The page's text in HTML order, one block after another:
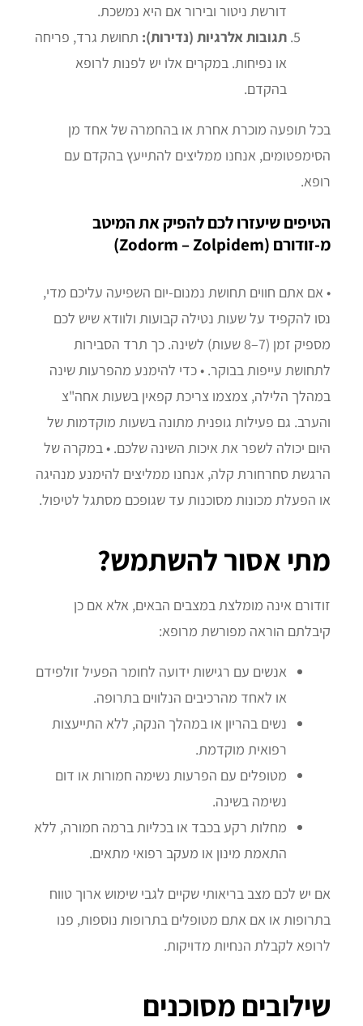
דורשת ניטור ובירור אם היא נמשכת.
תגובות אלרגיות (נדירות):תחושת גרד, פריחה
או נפיחות. במקרים אלו יש לפנות לרופא
בהקדם.
בכל תופעה מוכרת אחרת או בהחמרה של אחד מן
הסימפטומים, אנחנו ממליצים להתייעץ בהקדם עם
רופא.
הטיפים שיעזרו לכם להפיק את המיטב
מ-זודורם (Zodorm – Zolpidem)
• אם אתם חווים תחושת נמנום-יום השפיעה עליכם מדי,
נסו להקפיד על שעות נטילה קבועות ולוודא שיש לכם
מספיק זמן (7–8 שעות) לשינה. כך תרד הסבירות
לתחושת עייפות בבוקר. • כדי להימנע מהפרעות שינה
במהלך הלילה, צמצמו צריכת קפאין בשעות אחה"צ
והערב. גם פעילות גופנית מתונה בשעות מוקדמות של
היום יכולה לשפר את איכות השינה שלכם. • במקרה של
הרגשת סחרחורת קלה, אנחנו ממליצים להימנע מנהיגה
או הפעלת מכונות מסוכנות עד שגופכם מסתגל לטיפול.
מתי אסור להשתמש?
זודורם אינה מומלצת במצבים הבאים, אלא אם כן
קיבלתם הוראה מפורשת מרופא:
אנשים עם רגישות ידועה לחומר הפעיל זולפידם
או לאחד מהרכיבים הנלווים בתרופה.
נשים בהריון או במהלך הנקה, ללא התייעצות
רפואית מוקדמת.
מטופלים עם הפרעות נשימה חמורות או דום
נשימה בשינה.
מחלות רקע בכבד או בכליות ברמה חמורה, ללא
התאמת מינון או מעקב רפואי מתאים.
אם יש לכם מצב בריאותי שקיים לגבי שימוש ארוך טווח
בתרופות או אם אתם מטופלים בתרופות נוספות, פנו
לרופא לקבלת הנחיות מדויקות.
שילובים מסוכנים